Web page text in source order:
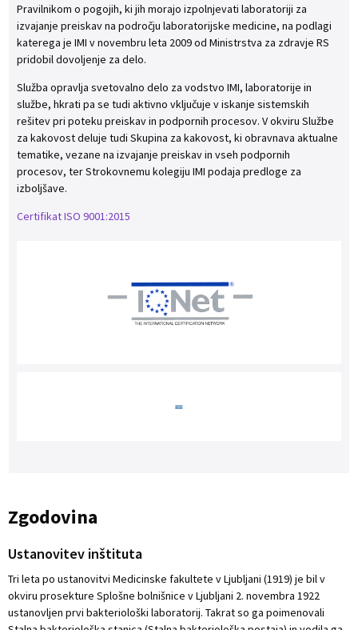
Pravilnikom o pogojih, ki jih morajo izpolnjevati laboratoriji za
izvajanje preiskav na področju laboratorijske medicine, na podlagi
katerega je IMI v novembru leta 2009 od Ministrstva za zdravje RS
pridobil dovoljenje za delo.
Služba opravlja svetovalno delo za vodstvo IMI, laboratorije in
službe, hkrati pa se tudi aktivno vključuje v iskanje sistemskih
rešitev pri poteku preiskav in podpornih procesov. V okviru Službe
za kakovost deluje tudi Skupina za kakovost, ki obravnava aktualne
tematike, vezane na izvajanje preiskav in vseh podpornih
procesov, ter Strokovnemu kolegiju IMI podaja predloge za
izboljšave.
Certifikat ISO 9001:2015
Zgodovina
Ustanovitev inštituta
Tri leta po ustanovitvi Medicinske fakultete v Ljubljani (1919) je bil v
okviru prosekture Splošne bolnišnice v Ljubljani 2. novembra 1922
ustanovljen prvi bakteriološki laboratorij. Takrat so ga poimenovali